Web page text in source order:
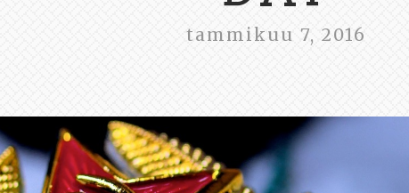
tammikuu 7, 2016